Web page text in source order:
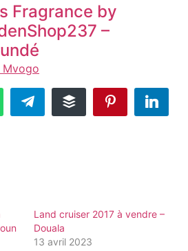
Fragrance by
–
Mvogo
Land cruiser 2017 à vendre –
Douala
13 avril 2023